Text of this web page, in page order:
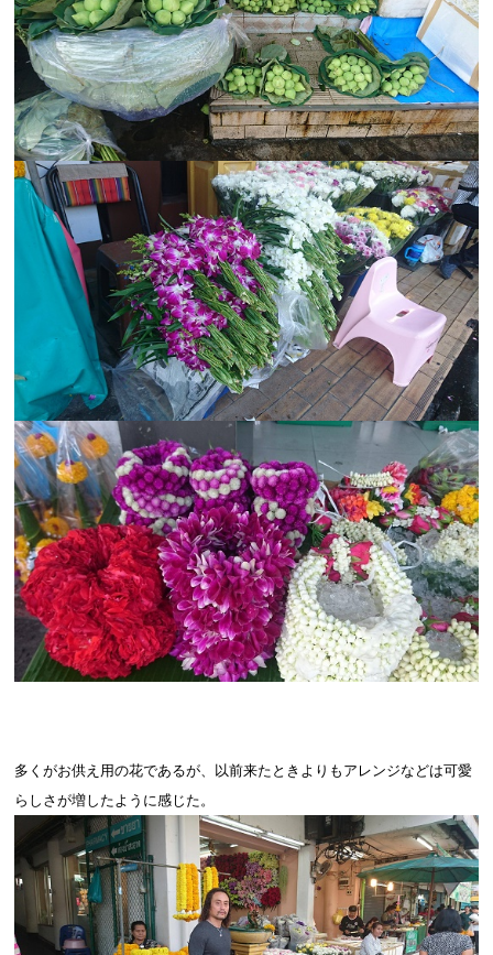
多くがお供え用の花であるが、以前来たときよりもアレンジなどは可愛
らしさが増したように感じた。